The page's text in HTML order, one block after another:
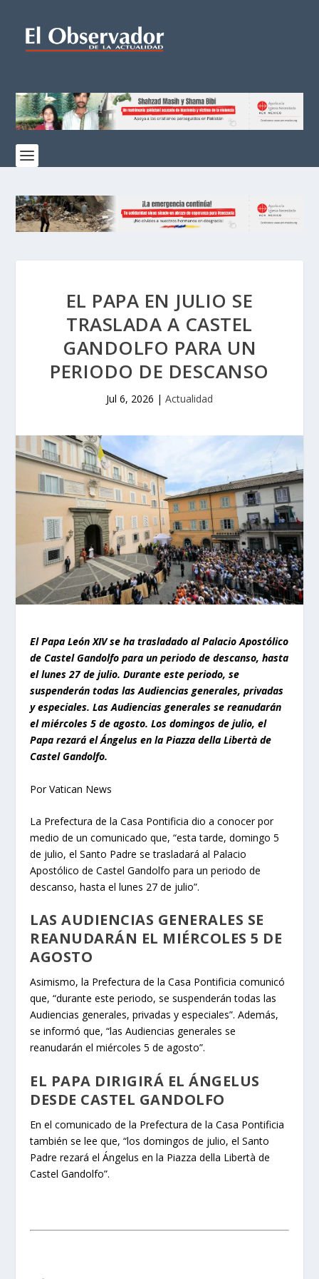
EL PAPA EN JULIO SE
TRASLADA A CASTEL
GANDOLFO PARA UN
PERIODO DE DESCANSO
Jul 6, 2026 | Actualidad
El Papa León XIV se ha trasladado al Palacio Apostólico
de Castel Gandolfo para un periodo de descanso, hasta
el lunes 27 de julio. Durante este periodo, se
suspenderán todas las Audiencias generales, privadas
y especiales. Las Audiencias generales se reanudarán
el miércoles 5 de agosto. Los domingos de julio, el
Papa rezará el Ángelus en la Piazza della Libertà de
Castel Gandolfo.
Por Vatican News
La Prefectura de la Casa Pontificia dio a conocer por
medio de un comunicado que, “esta tarde, domingo 5
de julio, el Santo Padre se trasladará al Palacio
Apostólico de Castel Gandolfo para un periodo de
descanso, hasta el lunes 27 de julio”.
LAS AUDIENCIAS GENERALES SE
REANUDARÁN EL MIÉRCOLES 5 DE
AGOSTO
Asimismo, la Prefectura de la Casa Pontificia comunicó
que, “durante este periodo, se suspenderán todas las
Audiencias generales, privadas y especiales”. Además,
se informó que, “las Audiencias generales se
reanudarán el miércoles 5 de agosto”.
EL PAPA DIRIGIRÁ EL ÁNGELUS
DESDE CASTEL GANDOLFO
En el comunicado de la Prefectura de la Casa Pontificia
también se lee que, “los domingos de julio, el Santo
Padre rezará el Ángelus en la Piazza della Libertà de
Castel Gandolfo”.